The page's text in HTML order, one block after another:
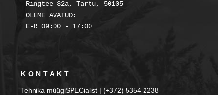
Ringtee 32a, Tartu, 50105
OLEME AVATUD:
E-R 09:00 - 17:00
KONTAKT
Tehnika müügiSPECialist | (+372) 5354 2238